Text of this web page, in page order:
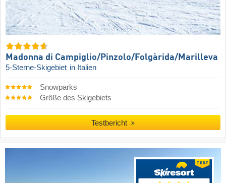
Madonna di Campiglio/​Pinzolo/​Folgàrida/​Marilleva
5-Sterne-Skigebiet in Italien
Snowparks
Größe des Skigebiets
Testbericht